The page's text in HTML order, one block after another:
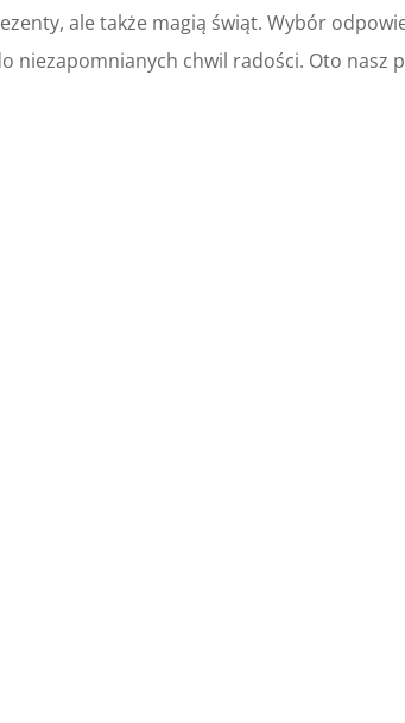
ale także magią świąt. Wybór
niezapomnianych chwil radości. Oto nasz